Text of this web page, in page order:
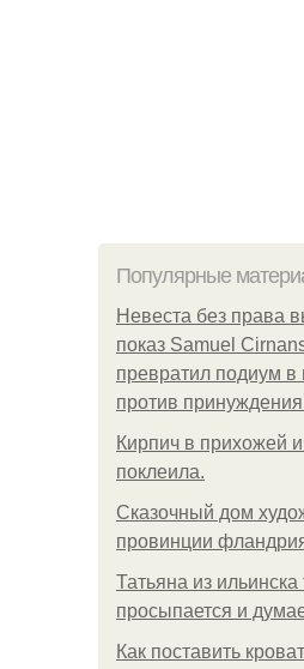
Популярные
Невеста без права
показ Samuel
превратил подиум
против
Кирпич в прихожей
поклеила.
Сказочный дом
провинции
Татьяна из ильинска
просыпается и
Как поставить